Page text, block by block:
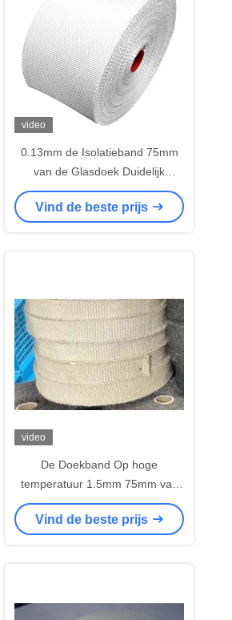
video
0.13mm de Isolatieband 75mm
van de Glasdoek Duidelijk
Weefsel
Vind de beste prijs
video
De Doekband Op hoge
temperatuur 1.5mm 75mm van
de temperatuurweerstand
Vind de beste prijs